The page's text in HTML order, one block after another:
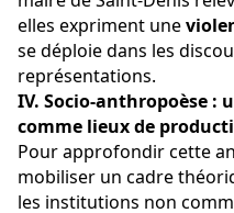
elles expriment une
se déploie dans les
représentations.
IV. Socio-anthropoèse
comme lieux de
Pour approfondir cette
mobiliser un cadre
les institutions non